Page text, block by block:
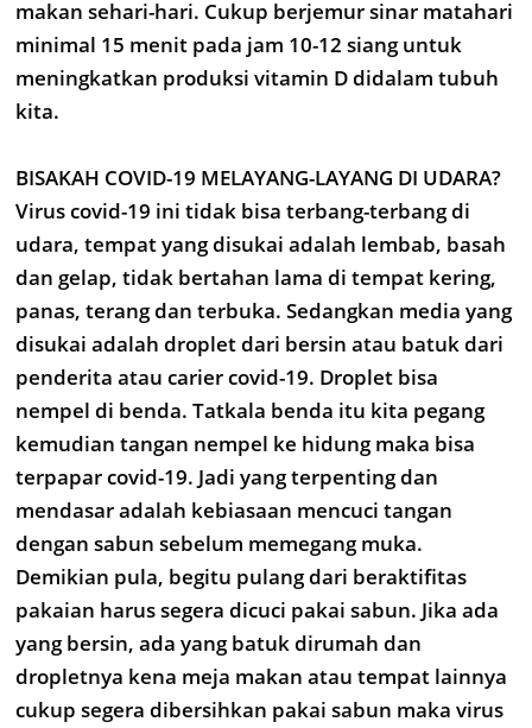
makan sehari-hari. Cukup berjemur sinar matahari
minimal 15 menit pada jam 10-12 siang untuk
meningkatkan produksi vitamin D didalam tubuh
kita.
BISAKAH COVID-19 MELAYANG-LAYANG DI UDARA?
Virus covid-19 ini tidak bisa terbang-terbang di
udara, tempat yang disukai adalah lembab, basah
dan gelap, tidak bertahan lama di tempat kering,
panas, terang dan terbuka. Sedangkan media yang
disukai adalah droplet dari bersin atau batuk dari
penderita atau carier covid-19. Droplet bisa
nempel di benda. Tatkala benda itu kita pegang
kemudian tangan nempel ke hidung maka bisa
terpapar covid-19. Jadi yang terpenting dan
mendasar adalah kebiasaan mencuci tangan
dengan sabun sebelum memegang muka.
Demikian pula, begitu pulang dari beraktifitas
pakaian harus segera dicuci pakai sabun. Jika ada
yang bersin, ada yang batuk dirumah dan
dropletnya kena meja makan atau tempat lainnya
cukup segera dibersihkan pakai sabun maka virus